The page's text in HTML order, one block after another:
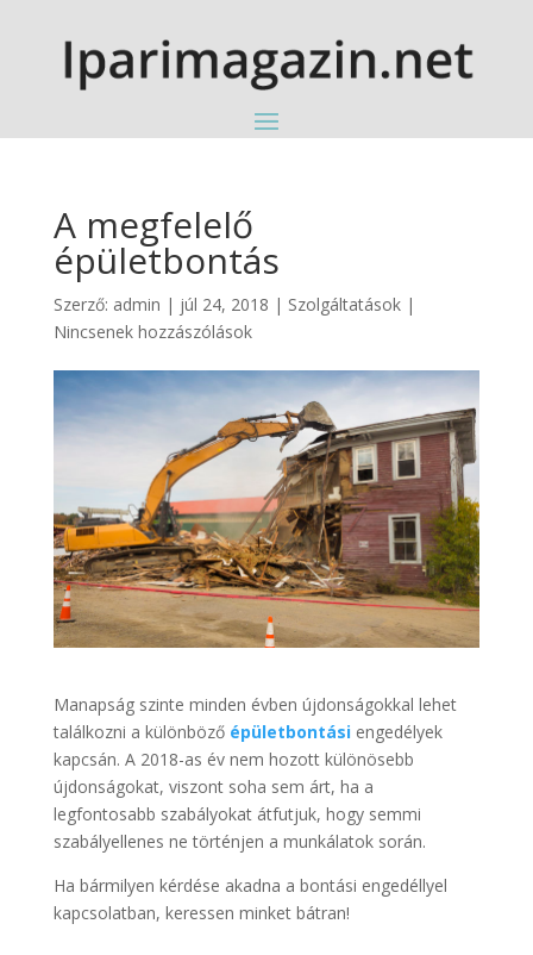
A megfelelő
épületbontás
Szerző: admin | júl 24, 2018 | Szolgáltatások|
Nincsenek hozzászólások
Manapság szinte minden évben újdonságokkal lehet
találkozni a különböző épületbontásiengedélyek
kapcsán. A 2018-as év nem hozott különösebb
újdonságokat, viszont soha sem árt, ha a
legfontosabb szabályokat átfutjuk, hogy semmi
szabályellenes ne történjen a munkálatok során.
Ha bármilyen kérdése akadna a bontási engedéllyel
kapcsolatban, keressen minket bátran!